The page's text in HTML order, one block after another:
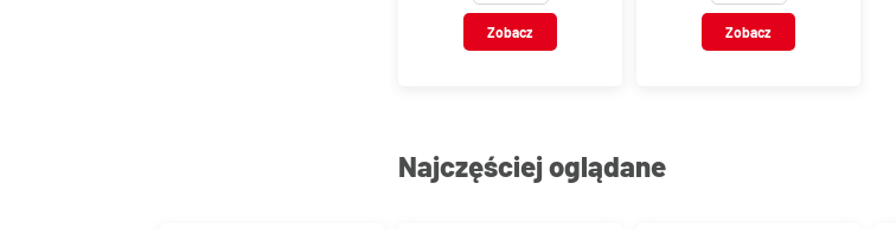
Zobacz Zobacz
Najczęściej oglądane